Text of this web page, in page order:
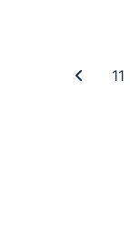
Prima
11